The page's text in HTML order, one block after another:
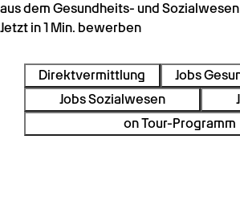
aus dem Gesundheits- und Sozialwesen
Jetzt in 1 Min. bewerben
Direktvermittlung
Jobs
Jobs Sozialwesen
on Tour-Programm